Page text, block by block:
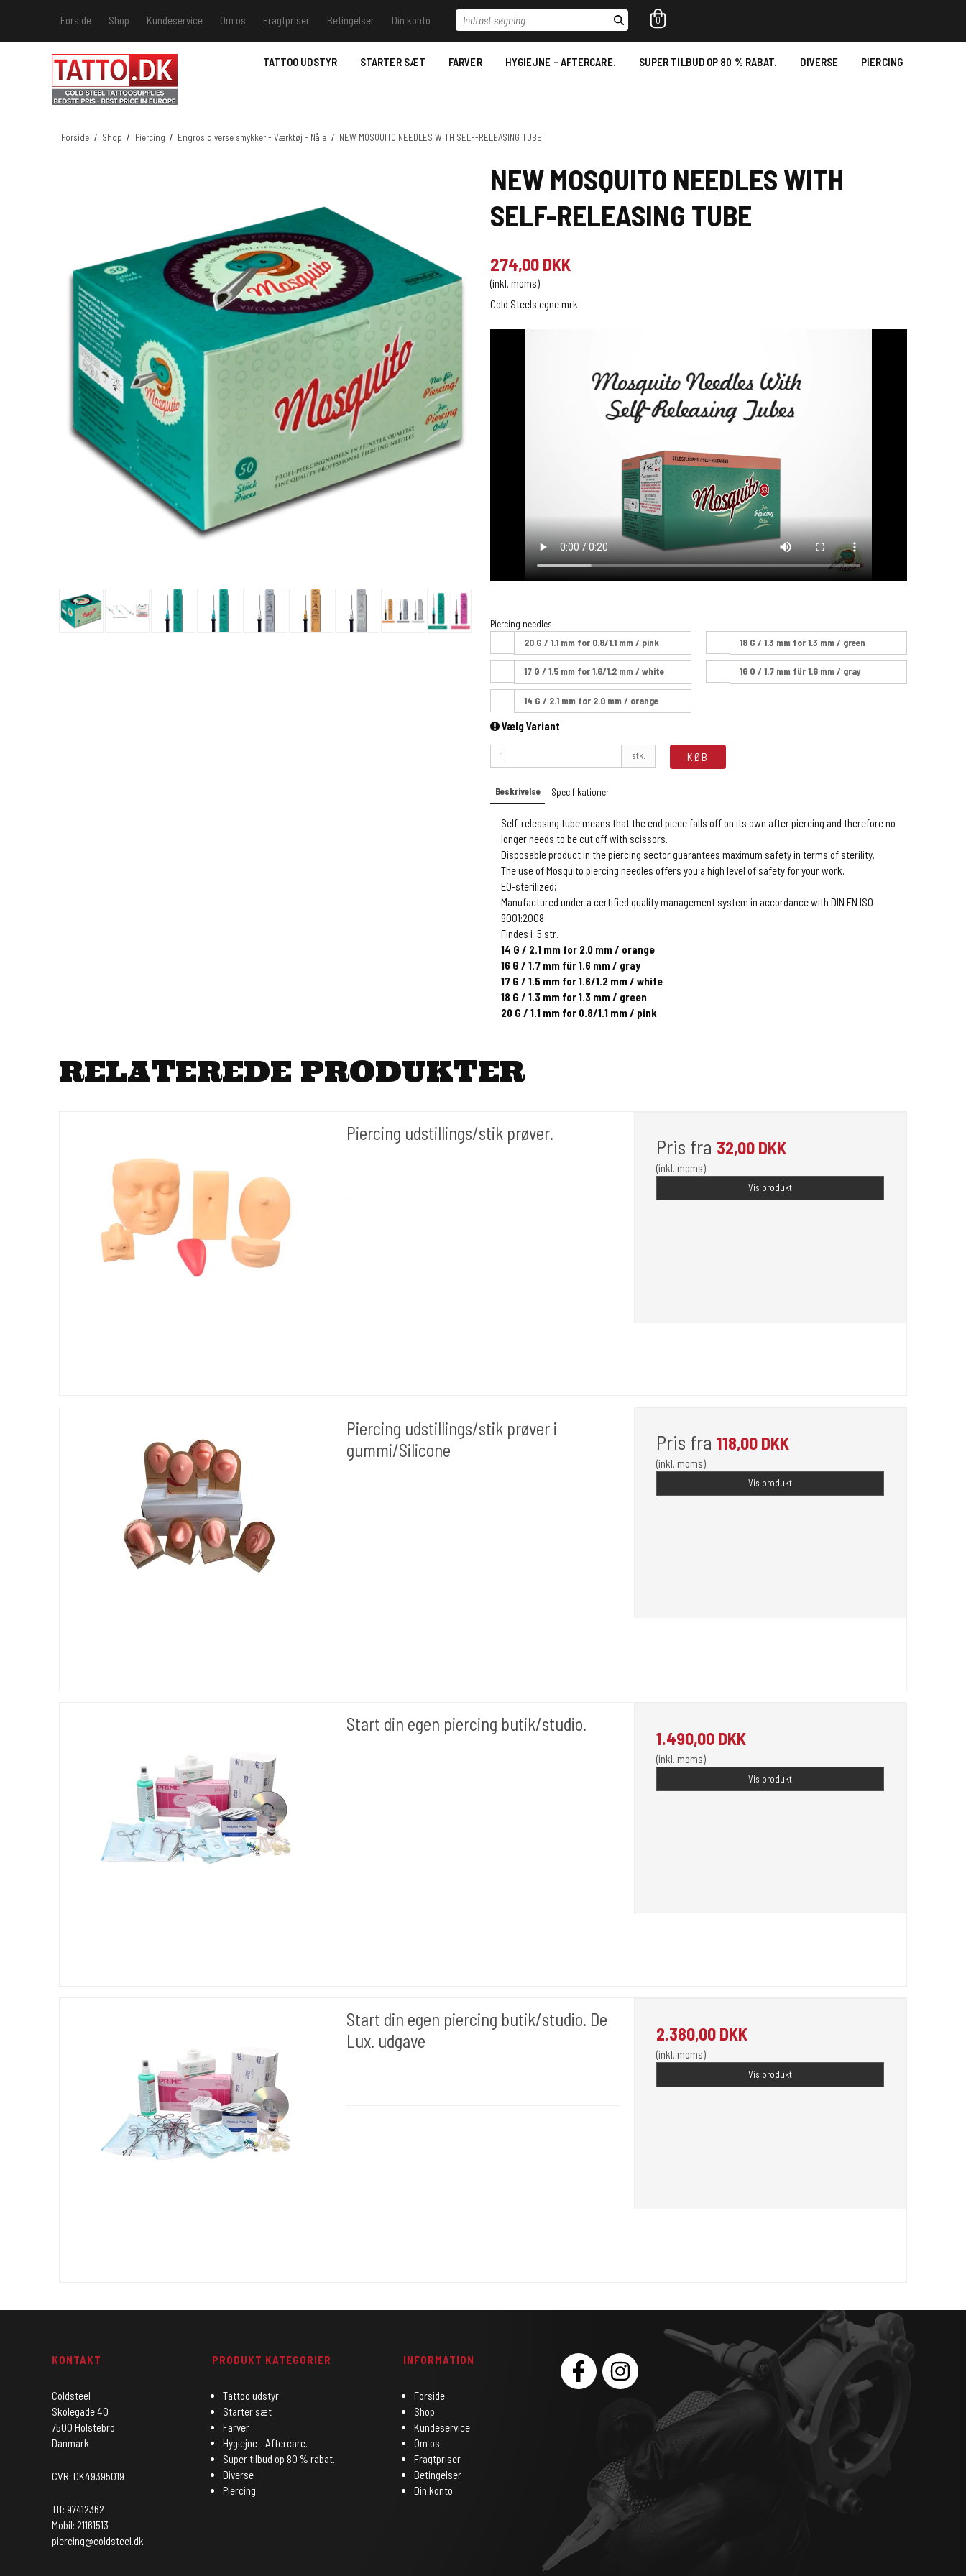
Forside Shop
Kundeservice
Kundeservice
Hvis du vil vide - Ring til os.
MSDS - Desinfektion/Hygiejne
farver 2022.
MSDS Just Ink.
Om os Fragtpriser
Betingelser
Betingelser
Samtykkeerklæring til
behandling af
Betaling- Payment.
Fortrydelsesret
Din konto
Log ind
Indtast søgning 0
TATTOO UDSTYR STARTER SÆT FARVER HYGIEJNE - AFTERCARE. SUPER TILBUD OP 80 % RABAT. DIVERSE PIERCING
Forside / Shop / Piercing / Engros diverse smykker - Værktøj - Nåle / NEW MOSQUITO NEEDLES WITH SELF-RELEASING TUBE
NEW MOSQUITO NEEDLES WITH
SELF-RELEASING TUBE
274,00 DKK
(inkl. moms)
Cold Steels egne mrk.
Piercing needles:
20 G / 1.1 mm for 0.8/1.1 mm / pink
18 G / 1.3 mm for 1.3 mm / green
17 G / 1.5 mm for 1.6/1.2 mm / white 16 G / 1.7 mm für 1.6 mm / gray
14 G / 2.1 mm for 2.0 mm / orange
Vælg Variant
stk. KØB
Beskrivelse Specifikationer
Self-releasing tube means that the end piece falls off on its own after piercing and therefore no
longer needs to be cut off with scissors.
Disposable product in the piercing sector guarantees maximum safety in terms of sterility.
The use of Mosquito piercing needles offers you a high level of safety for your work.
EO-sterilized;
Manufactured under a certified quality management system in accordance with DIN EN ISO
9001:2008
Findes i 5 str.
14 G / 2.1 mm for 2.0 mm / orange
16 G / 1.7 mm für 1.6 mm / gray
17 G / 1.5 mm for 1.6/1.2 mm / white
18 G / 1.3 mm for 1.3 mm / green
20 G / 1.1 mm for 0.8/1.1 mm / pink
RELATEREDE PRODUKTER
Piercing udstillings/stik prøver.
Pris fra 32,00 DKK
(inkl. moms)
Vis produkt
Piercing udstillings/stik prøver i
gummi/Silicone
Pris fra 118,00 DKK
(inkl. moms)
Vis produkt
Start din egen piercing butik/studio.
1.490,00 DKK
(inkl. moms)
Vis produkt
Start din egen piercing butik/studio. De
Lux. udgave
2.380,00 DKK
(inkl. moms)
Vis produkt
KONTAKT
Coldsteel
Skolegade 40
7500 Holstebro
Danmark
CVR: DK49395019
Tlf: 97412362
Mobil: 21161513
piercing@coldsteel.dk
PRODUKT KATEGORIER
Tattoo udstyr
Starter sæt
Farver
Hygiejne - Aftercare.
Super tilbud op 80 % rabat.
Diverse
Piercing
INFORMATION
Forside
Shop
Kundeservice
Om os
Fragtpriser
Betingelser
Din konto
SOCIAL